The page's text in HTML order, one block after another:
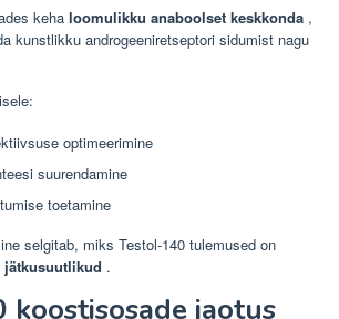
keha loomulikku anaboolset keskkonda ,
kunstlikku androgeeniretseptori sidumist nagu
optimeerimine
suurendamine
toetamine
selgitab, miks Testol-140 tulemused on
.
koostisosade jaotus